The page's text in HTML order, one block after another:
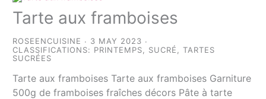
Tarte aux framboises
ROSEENCUISINE
3 MAY 2023
CLASSIFICATIONS: PRINTEMPS SUCRÉ ,TARTES
SUCRÉES
Tarte aux framboises Tarte aux framboises Garniture
500g de framboises fraîches décors Pâte à tarte